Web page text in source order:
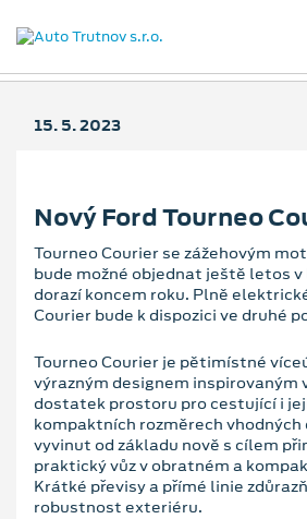
15. 5. 2023
Nový Ford Tourneo
Tourneo Courier se zážehovým
bude možné objednat ještě letos
dorazí koncem roku. Plně
Courier bude k dispozici ve druhé
Tourneo Courier je pětimístné
výrazným designem inspirovaným
dostatek prostoru pro cestující i
kompaktních rozměrech vhodných
vyvinut od základu nově s cílem
praktický vůz v obratném a
Krátké převisy a přímé linie
robustnost exteriéru.